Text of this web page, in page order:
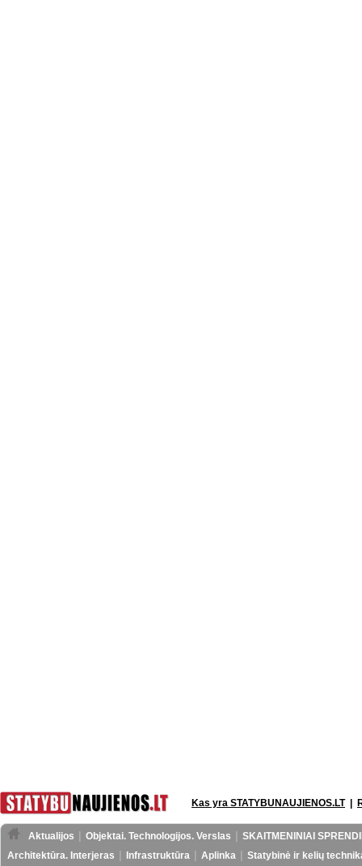
Kas yra STATYBUNAUJIENOS.LT|
Aktualijos Objektai. Technologijos. Verslas
SKAITMENINIAI
Architektūra. Interjeras
Infrastruktūra Aplinka
Statybinė ir kelių